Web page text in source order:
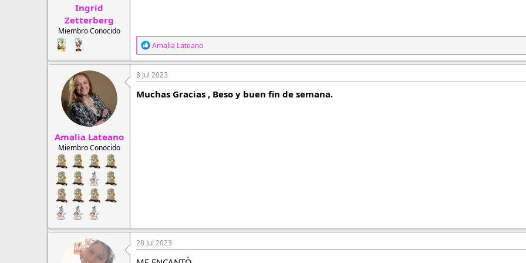
Ingrid
Zetterberg
Miembro Conocido
R
e
a
c
c
i
o
Amalia Lateano
Amalia Lateano
Miembro Conocido
8 Jul 2023
Muchas Gracias , Beso y buen fin de semana.
28 Jul 2023